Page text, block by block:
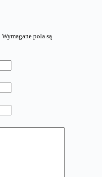
Wymagane pola są